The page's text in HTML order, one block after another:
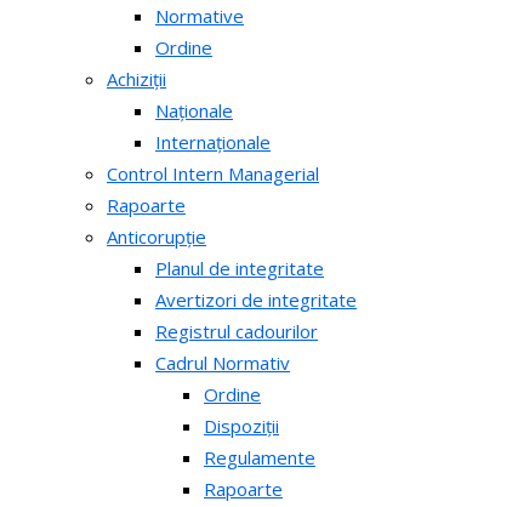
Normative
Ordine
Achiziții
Naționale
Internaționale
Control Intern Managerial
Rapoarte
Anticorupție
Planul de integritate
Avertizori de integritate
Registrul cadourilor
Cadrul Normativ
Ordine
Dispoziții
Regulamente
Rapoarte